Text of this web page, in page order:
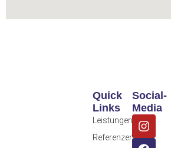
Social-
Media
Quick
Links
Leistungen
Referenzen